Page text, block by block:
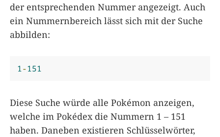
der entsprechenden Nummer angezeigt. Auch
ein Nummernbereich lässt sich mit der Suche
abbilden:
1-151
Diese Suche würde alle Pokémon anzeigen,
welche im Pokédex die Nummern 1 – 151
haben. Daneben existieren Schlüsselwörter,